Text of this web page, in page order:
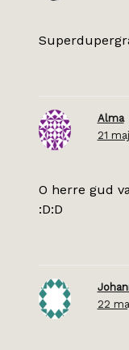
Alma
21
O herre gud
:D:D
22